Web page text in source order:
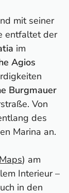
mit seiner
entfaltet der
im
Agios
Burgmauer
Von
des
Marina an.
) am
Interieur –
in den